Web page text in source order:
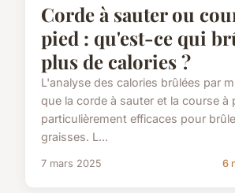
Corde à sauter ou
pied : qu'est-ce qui
plus de calories ?
L'analyse des calories brûlées par
que la corde à sauter et la course à
particulièrement efficaces pour
graisses. L...
7 mars 2025 6